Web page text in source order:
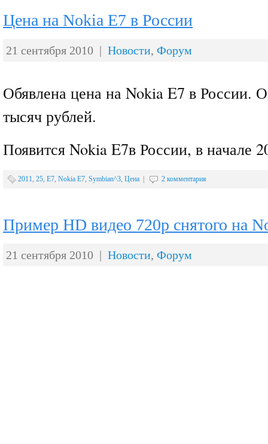
Цена на Nokia E7 в России
21 сентября 2010 | Новости, Форум
Обявлена цена на Nokia E7 в России.
тысяч рублей.
Появится Nokia E7в России, в начале
2011, 25, E7, Nokia E7, Symbian^3, Цена 2 комментария
Пример HD видео 720p снятого на
21 сентября 2010 | Новости, Форум